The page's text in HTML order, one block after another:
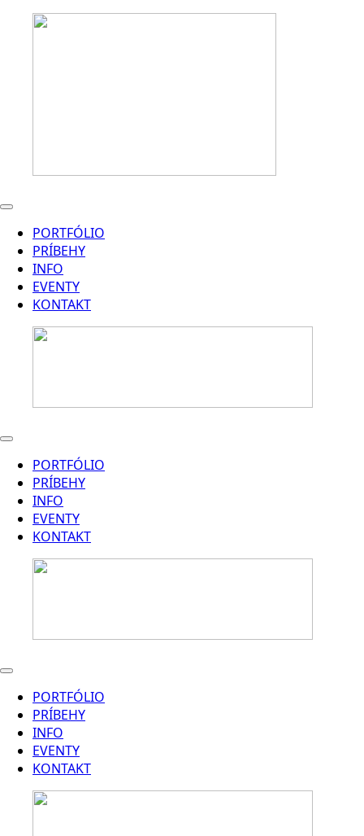
PORTFÓLIO
PRÍBEHY
INFO
EVENTY
KONTAKT
PORTFÓLIO
PRÍBEHY
INFO
EVENTY
KONTAKT
PORTFÓLIO
PRÍBEHY
INFO
EVENTY
KONTAKT